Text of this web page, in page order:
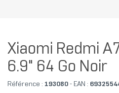
Xiaomi Redmi
6.9" 64 Go Noir
Référence : 193080- EAN :